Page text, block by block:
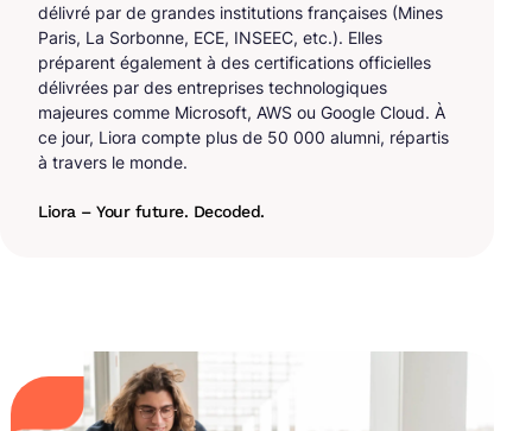
délivré par de grandes institutions françaises (Mines
Paris, La Sorbonne, ECE, INSEEC, etc.). Elles
préparent également à des certifications officielles
délivrées par des entreprises technologiques
majeures comme Microsoft, AWS ou Google Cloud. À
ce jour, Liora compte plus de 50 000 alumni, répartis
à travers le monde.
Liora – Your future. Decoded.